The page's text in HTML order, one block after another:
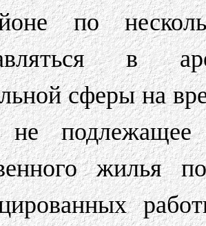
по
в
сферы на
не подлежащее
жилья